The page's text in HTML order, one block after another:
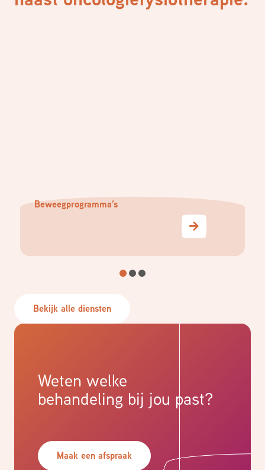
Beweegprogramma’s
Bekijk alle diensten
Weten welke
behandeling bij jou past?
Maak een afspraak